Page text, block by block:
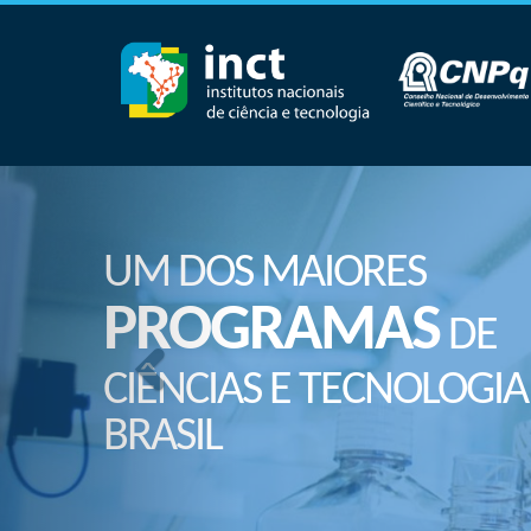
UM DOS MAIORES
PROGRAMASDE
CIÊNCIAS E
BRASIL